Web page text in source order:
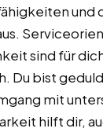
und
sind für
Du bist
mit
hilft dir,